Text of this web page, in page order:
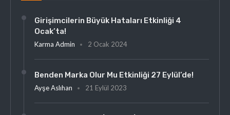
Girişimcilerin Büyük Hataları Etkinliği 4
Ocak’ta!
Karma Admin 2 Ocak 2024
Benden Marka Olur Mu Etkinliği 27 Eylül’de!
Ayşe Aslıhan 21 Eylül 2023